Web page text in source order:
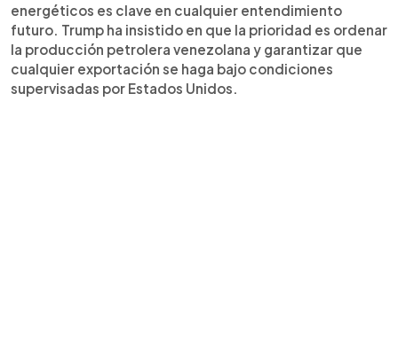
energéticos es clave en cualquier entendimiento
futuro. Trump ha insistido en que la prioridad es ordenar
la producción petrolera venezolana y garantizar que
cualquier exportación se haga bajo condiciones
supervisadas por Estados Unidos.